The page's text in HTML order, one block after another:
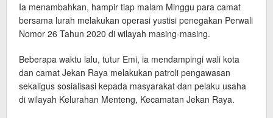
Ia menambahkan, hampir tiap malam Minggu para camat
bersama lurah melakukan operasi yustisi penegakan Perwali
Nomor 26 Tahun 2020 di wilayah masing-masing.
Beberapa waktu lalu, tutur Emi, ia mendampingi wali kota
dan camat Jekan Raya melakukan patroli pengawasan
sekaligus sosialisasi kepada masyarakat dan pelaku usaha
di wilayah Kelurahan Menteng, Kecamatan Jekan Raya.